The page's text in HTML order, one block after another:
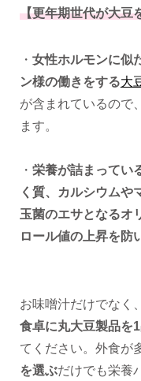
【更年期世代が大豆
・ 女性ホルモンに似
ン様の働きをする大
が含まれているので
ます。
・ 栄養が詰まってい
く質、カルシウムや
玉菌のエサとなるオ
ロール値の上昇を防
お味噌汁だけでなく、
食卓に丸大豆製品を
てください。外食が
を選ぶだけでも栄養